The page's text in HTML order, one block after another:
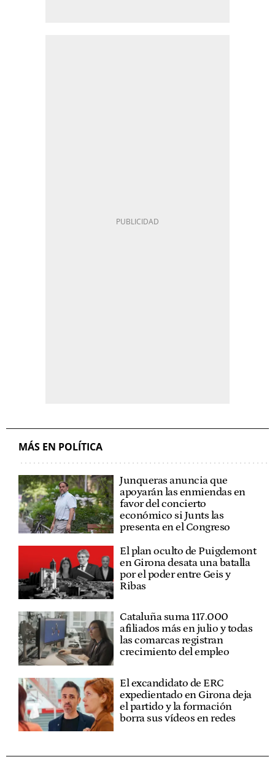
MÁS EN POLÍTICA
Junqueras anuncia que
apoyarán las enmiendas en
favor del concierto
económico si Junts las
presenta en el Congreso
El plan oculto de Puigdemont
en Girona desata una batalla
por el poder entre Geis y
Ribas
Cataluña suma 117.000
afiliados más en julio y todas
las comarcas registran
crecimiento del empleo
El excandidato de ERC
expedientado en Girona deja
el partido y la formación
borra sus vídeos en redes